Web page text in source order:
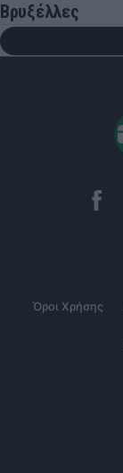
Βρυξέλλες
Όροι Χρήσης